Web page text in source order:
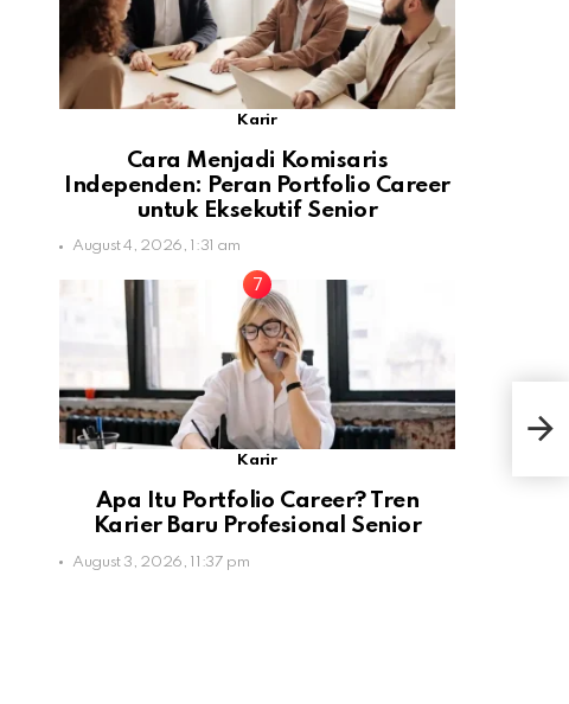
Karir
Cara Menjadi Komisaris
Independen: Peran Portfolio Career
untuk Eksekutif Senior
August 4, 2026, 1:31 am
Karir
Apa Itu Portfolio Career? Tren
Karier Baru Profesional Senior
August 3, 2026, 11:37 pm